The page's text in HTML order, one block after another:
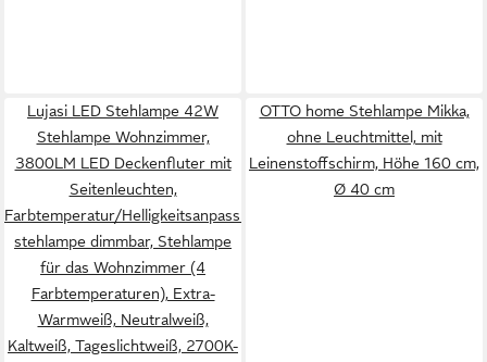
Lujasi LED Stehlampe 42W
Stehlampe Wohnzimmer,
3800LM LED Deckenfluter mit
Seitenleuchten,
Farbtemperatur/Helligkeitsanpassung,
stehlampe dimmbar, Stehlampe
für das Wohnzimmer (4
Farbtemperaturen), Extra-
Warmweiß, Neutralweiß,
Kaltweiß, Tageslichtweiß, 2700K-
OTTO home Stehlampe Mikka,
ohne Leuchtmittel, mit
Leinenstoffschirm, Höhe 160 cm,
Ø 40 cm